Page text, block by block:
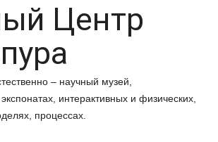
Центр
– научный музей,
интерактивных и физических,
процессах.